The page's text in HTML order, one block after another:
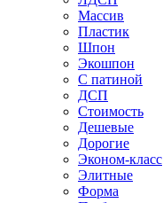
Массив
Пластик
Шпон
Экошпон
С патиной
ДСП
Стоимость
Дешевые
Дорогие
Эконом-класс
Элитные
Форма